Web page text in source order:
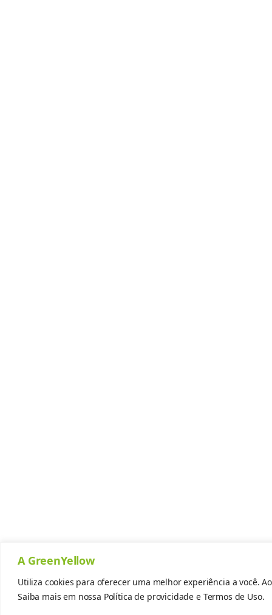
A GreenYellow
Utiliza cookies para oferecer uma melhor experiência a você.
Saiba mais em nossa Política de provicidade e Termos de Uso.